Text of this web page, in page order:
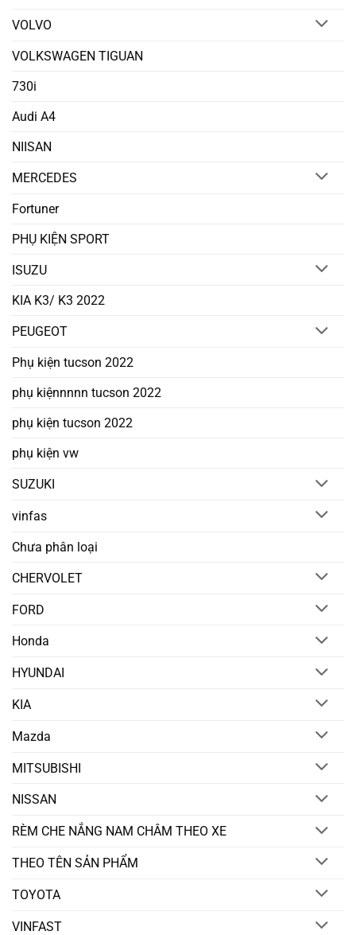
VOLVO
VOLKSWAGEN TIGUAN
730i
Audi A4
NIISAN
MERCEDES
Fortuner
PHỤ KIỆN SPORT
ISUZU
KIA K3/ K3 2022
PEUGEOT
Phụ kiện tucson 2022
phụ kiệnnnnn tucson 2022
phụ kiện tucson 2022
phụ kiện vw
SUZUKI
vinfas
Chưa phân loại
CHERVOLET
FORD
Honda
HYUNDAI
KIA
Mazda
MITSUBISHI
NISSAN
RÈM CHE NẮNG NAM CHÂM THEO XE
THEO TÊN SẢN PHẨM
TOYOTA
VINFAST